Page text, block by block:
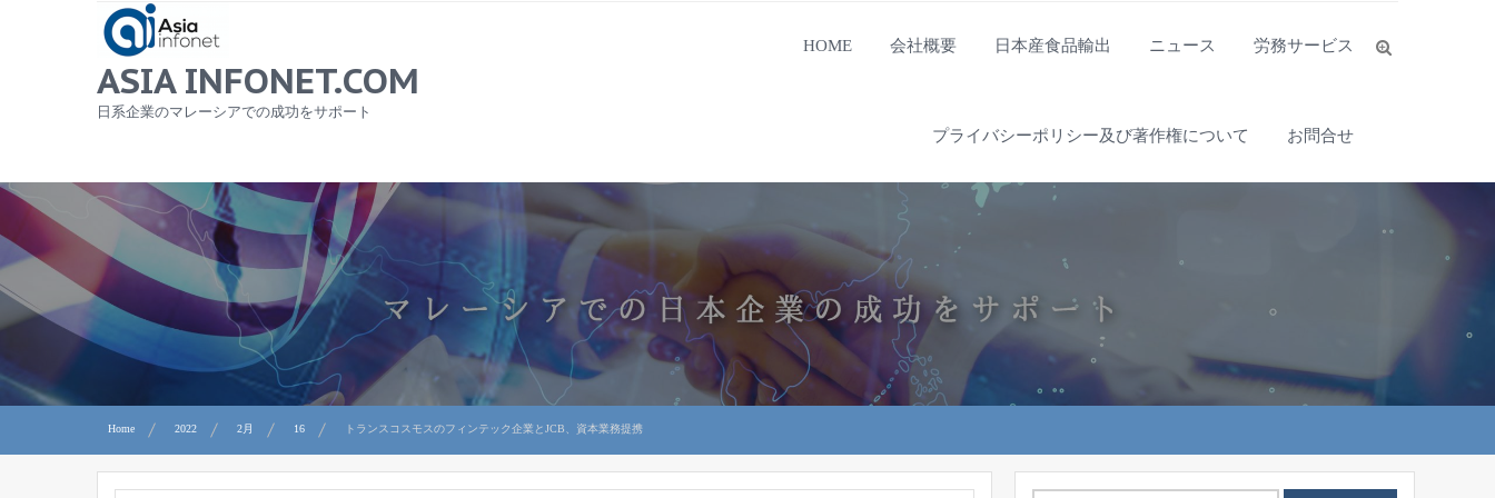
ASIA INFONET.COM
日系企業のマレーシアでの成功をサポート
HOME 会社概要 日本産食品輸出 ニュース 労務サービス
プライバシーポリシー及び著作権について お問合せ
Home 2022 2月 16 トランスコスモスのフィンテック企業とJCB、資本業務提携